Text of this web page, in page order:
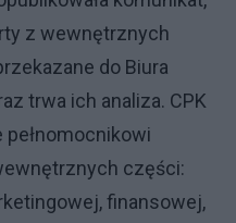
z wewnętrznych
do Biura
trwa ich analiza. CPK
pełnomocnikowi
części:
finansowej,